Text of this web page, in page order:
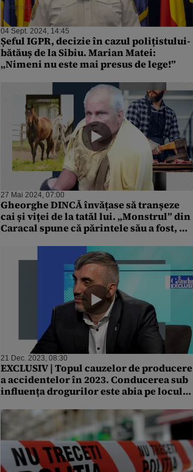
04 Sept. 2024, 14:45
Șeful IGPR, decizie în cazul polițistului-
bătăuș de la Sibiu. Marian Matei:
„Nimeni nu este mai presus de lege!”
27 Mai 2024, 07:00
Gheorghe DINCĂ învățase să tranșeze
cai și viței de la tatăl lui. „Monstrul” din
Caracal spune că părintele său a fost, de
21 Dec. 2023, 08:30
EXCLUSIV | Topul cauzelor de producere
a accidentelor în 2023. Conducerea sub
influența drogurilor este abia pe locul